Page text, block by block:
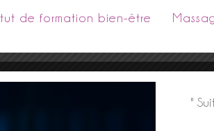
de formation bien-être
"